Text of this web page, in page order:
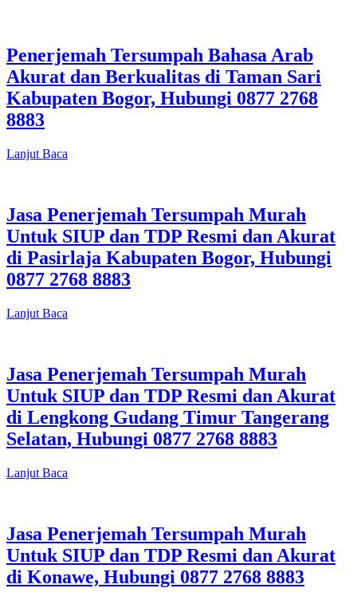
Penerjemah Tersumpah Bahasa Arab
Akurat dan Berkualitas di Taman Sari
Kabupaten Bogor, Hubungi 0877 2768
8883
Lanjut Baca
Jasa Penerjemah Tersumpah Murah
Untuk SIUP dan TDP Resmi dan Akurat
di Pasirlaja Kabupaten Bogor, Hubungi
0877 2768 8883
Lanjut Baca
Jasa Penerjemah Tersumpah Murah
Untuk SIUP dan TDP Resmi dan Akurat
di Lengkong Gudang Timur Tangerang
Selatan, Hubungi 0877 2768 8883
Lanjut Baca
Jasa Penerjemah Tersumpah Murah
Untuk SIUP dan TDP Resmi dan Akurat
di Konawe, Hubungi 0877 2768 8883